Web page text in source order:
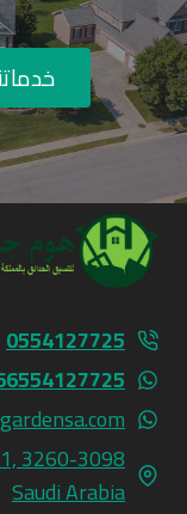
0554127725
Saudi Arabia